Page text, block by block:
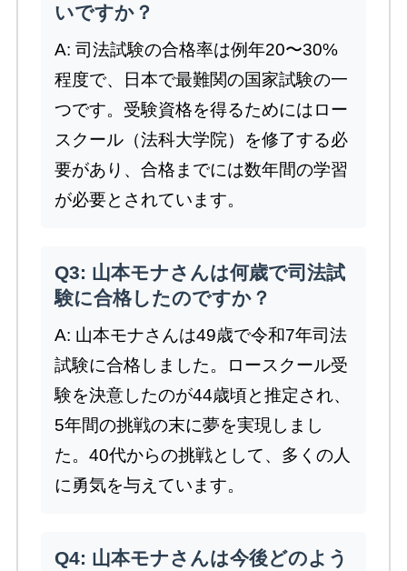
いですか？
A: 司法試験の合格率は例年20〜30%
程度で、日本で最難関の国家試験の一
つです。受験資格を得るためにはロー
スクール（法科大学院）を修了する必
要があり、合格までには数年間の学習
が必要とされています。
Q3: 山本モナさんは何歳で司法試
験に合格したのですか？
A: 山本モナさんは49歳で令和7年司法
試験に合格しました。ロースクール受
験を決意したのが44歳頃と推定され、
5年間の挑戦の末に夢を実現しまし
た。40代からの挑戦として、多くの人
に勇気を与えています。
Q4: 山本モナさんは今後どのよう